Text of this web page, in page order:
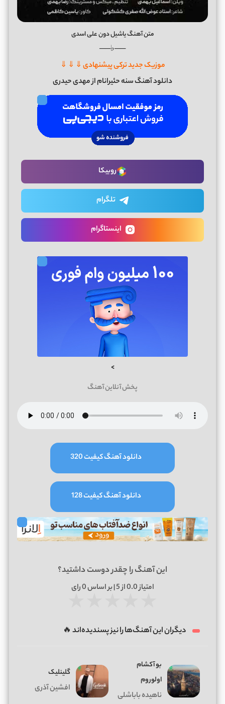
متن آهنگ یاشیل دون علی اسدی
──♭──
موزیک جدید ترکی پیشنهادی ⇓ ⇓ ⇓
دانلود آهنگ سنه حئیرانام از مهدی حیدری
روبیکا
تلگرام
اینستاگرام
>
پخش آنلاین آهنگ
دانلود آهنگ کیفیت 320
دانلود آهنگ کیفیت 128
این آهنگ را چقدر دوست داشتید؟
امتیاز0.0از 5 | بر اساس 0رای
دیگران این آهنگ‌ها را نیز پسندیده‌اند 🔥
بو آکشام
اولوروم
ناهیده باباشلی
گلینلیک
افشین آذری